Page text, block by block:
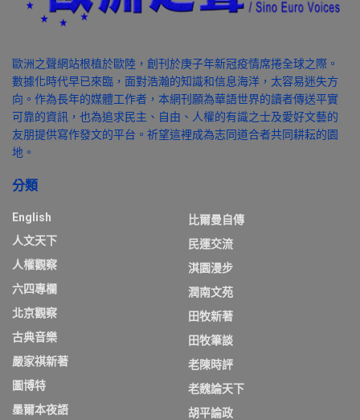
歐洲之聲網站根植於歐陸，創刊於庚子年新冠疫情席捲全球之際。
數據化時代早已來臨，面對浩瀚的知識和信息海洋，太容易迷失方
向。作為長年的媒體工作者，本網刊願為華語世界的讀者傳送平實
可靠的資訊，也為追求民主、自由、人權的有識之士及愛好文藝的
友朋提供寫作發文的平台。祈望這裡成為志同道合者共同耕耘的園
地。
分類
English
人文天下
人權觀察
六四專欄
北京觀察
古典音樂
嚴家祺新著
圖博特
墨爾本夜語
比爾曼自傳
民運交流
淇園漫步
潤南文苑
田牧新著
田牧筆談
老陳時評
老魏論天下
胡平論政